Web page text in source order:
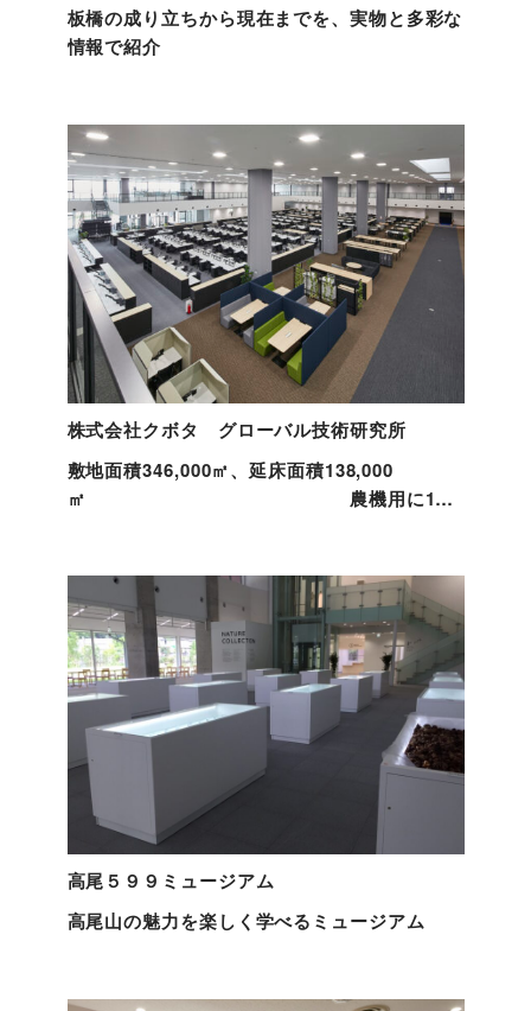
板橋の成り立ちから現在までを、実物と多彩な
情報で紹介
株式会社クボタ グローバル技術研究所
敷地面積346,000㎡、延床面積138,000
㎡ 農機用に1周
高尾５９９ミュージアム
高尾山の魅力を楽しく学べるミュージアム